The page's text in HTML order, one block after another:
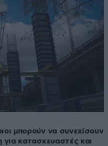
μπορούν να συνεχίσουν
για κατασκευαστές και